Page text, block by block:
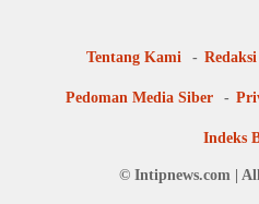
Tentang Kami Redaksi
Pedoman Media Siber
Indeks
© Intipnews.com |